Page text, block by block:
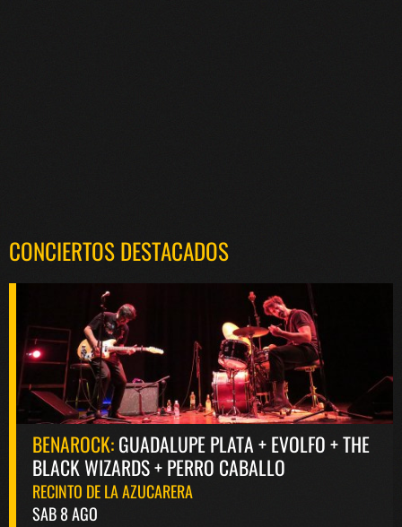
CONCIERTOS DESTACADOS
BENAROCK:GUADALUPE PLATA + EVOLFO + THE
BLACK WIZARDS + PERRO CABALLO
RECINTO DE LA AZUCARERA
SAB 8 AGO